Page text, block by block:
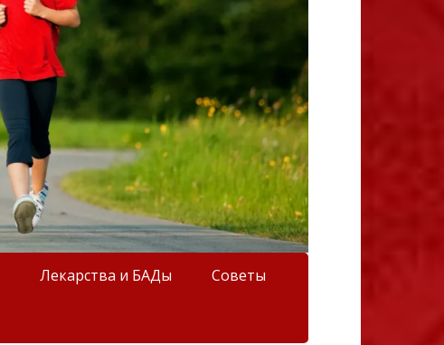
Лекарства и БАДы Советы